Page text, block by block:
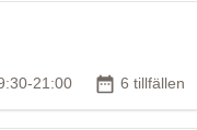
21:00 Antal
6 tillfällen